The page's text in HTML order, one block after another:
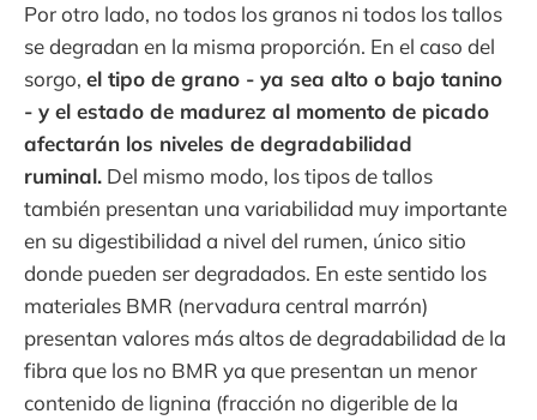
Por otro lado, no todos los granos ni todos los tallos
se degradan en la misma proporción. En el caso del
sorgo, el tipo de grano - ya sea alto o bajo tanino
- y el estado de madurez al momento de picado
afectarán los niveles de degradabilidad
ruminal. Del mismo modo, los tipos de tallos
también presentan una variabilidad muy importante
en su digestibilidad a nivel del rumen, único sitio
donde pueden ser degradados. En este sentido los
materiales BMR (nervadura central marrón)
presentan valores más altos de degradabilidad de la
fibra que los no BMR ya que presentan un menor
contenido de lignina (fracción no digerible de la